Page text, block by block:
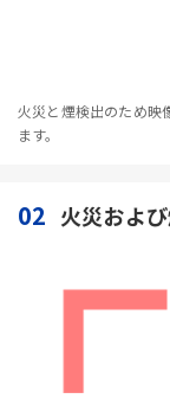
火災と煙検出のため映
ます。
02 火災およ